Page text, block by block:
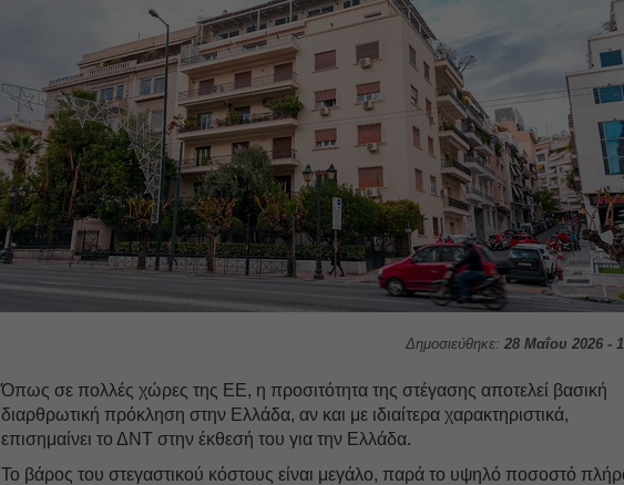
Δημοσιεύθηκε: 28 Μαΐου 2026 -
Όπως σε πολλές χώρες της ΕΕ, η προσιτότητα της στέγασης αποτελεί βασική
διαρθρωτική πρόκληση στην Ελλάδα, αν και με ιδιαίτερα χαρακτηριστικά,
επισημαίνει το ΔΝΤ στην έκθεσή του για την Ελλάδα.
Το βάρος του στεγαστικού κόστους είναι μεγάλο, παρά το υψηλό ποσοστό